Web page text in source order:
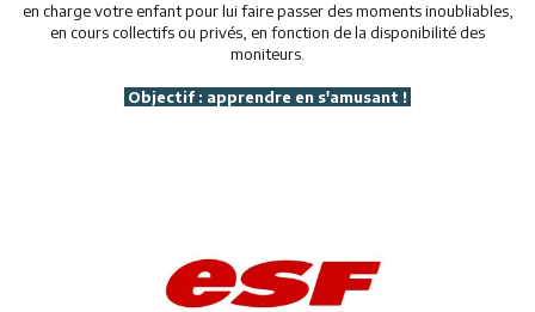
en charge votre enfant pour lui faire passer des moments inoubliables,
en cours collectifs ou privés, en fonction de la disponibilité des
moniteurs.
Objectif : apprendre en s'amusant !